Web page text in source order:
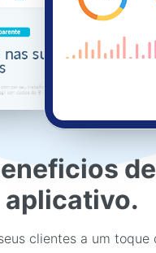
aplicativo.
clientes a um toque